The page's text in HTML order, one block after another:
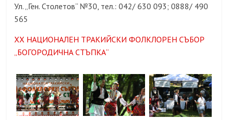
Ул. „Ген. Столетов“ №30, тел.: 042/ 630 093; 0888/ 490
565
XX НАЦИОНАЛЕН ТРАКИЙСКИ ФОЛКЛОРЕН СЪБОР
„БОГОРОДИЧНА СТЪПКА“